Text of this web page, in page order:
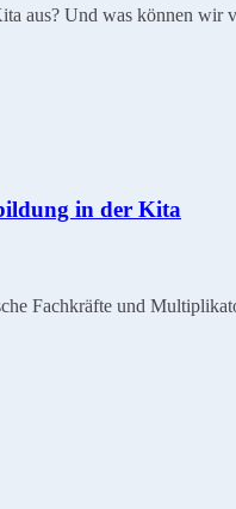
aus? Und was können
in der Kita
Fachkräfte und